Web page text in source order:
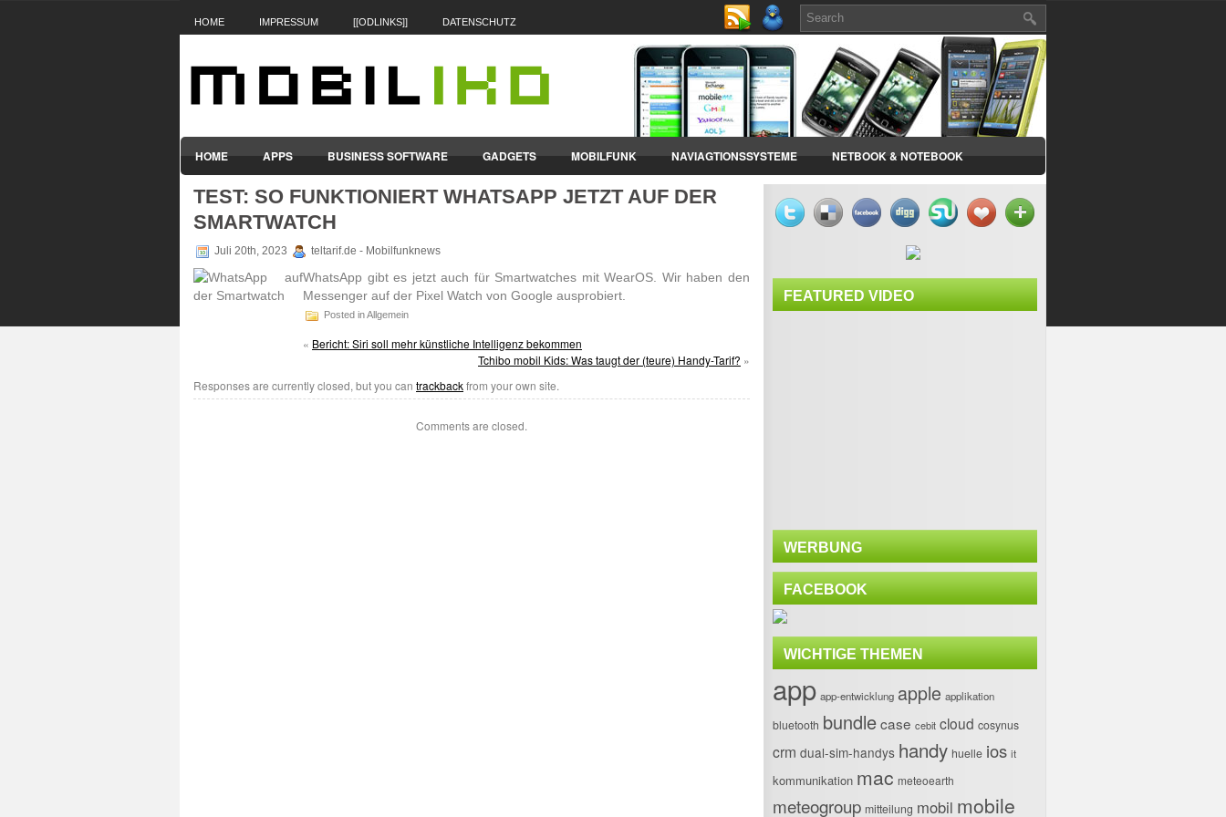
HOME IMPRESSUM [[ODLINKS]] DATENSCHUTZ
HOME APPS BUSINESS SOFTWARE GADGETS MOBILFUNK NAVIAGTIONSSYSTEME NETBOOK & NOTEBOOK
SMARTPHONES & HANDYS TABLET-PCS VERTRÄGE & TARIFE
TEST: SO FUNKTIONIERT WHATSAPP JETZT AUF DER
SMARTWATCH
Juli 20th, 2023 teltarif.de - Mobilfunknews
WhatsApp gibt es jetzt auch für Smart­watches mit WearOS. Wir haben den
Messenger auf der Pixel Watch von Google auspro­biert.
Posted in Allgemein
« Bericht: Siri soll mehr künstliche Intelligenz bekommen
Tchibo mobil Kids: Was taugt der (teure) Handy-Tarif? »
Responses are currently closed, but you can trackbackfrom your own site.
Comments are closed.
FEATURED VIDEO
WERBUNG
FACEBOOK
WICHTIGE THEMEN
app app-entwicklung apple applikation
bluetooth bundlecase cebit cloud cosynus
crm dual-sim-handys handy huelle ios it
kommunikation mac meteoearth
meteogroup mitteilung mobil mobile